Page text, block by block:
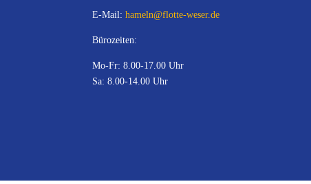
E-Mail:hameln@flotte-weser.de
Bürozeiten:
Mo-Fr: 8.00-17.00 Uhr
Sa: 8.00-14.00 Uhr